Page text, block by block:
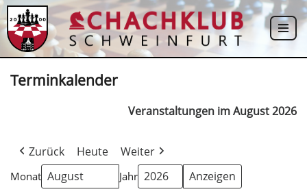
Zum
Inhalt
Terminkalender
Veranstaltungen im August 2026
Zurück Heute Weiter
Monat Jahr